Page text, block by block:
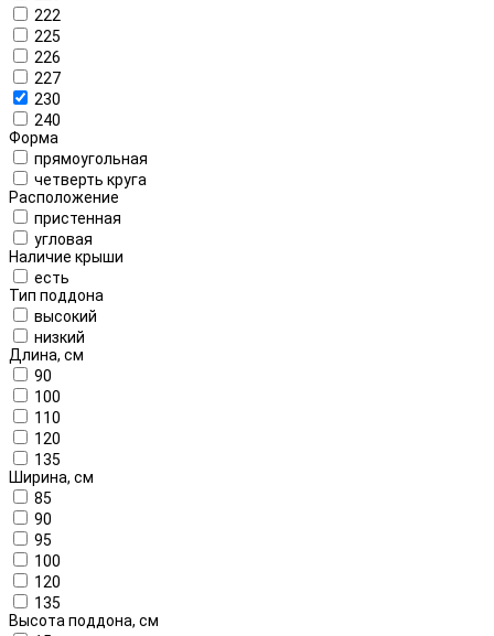
222
225
226
227
230
240
Форма
прямоугольная
четверть круга
Расположение
пристенная
угловая
Наличие крыши
есть
Тип поддона
высокий
низкий
Длина, см
90
100
110
120
135
Ширина, см
85
90
95
100
120
135
Высота поддона, см